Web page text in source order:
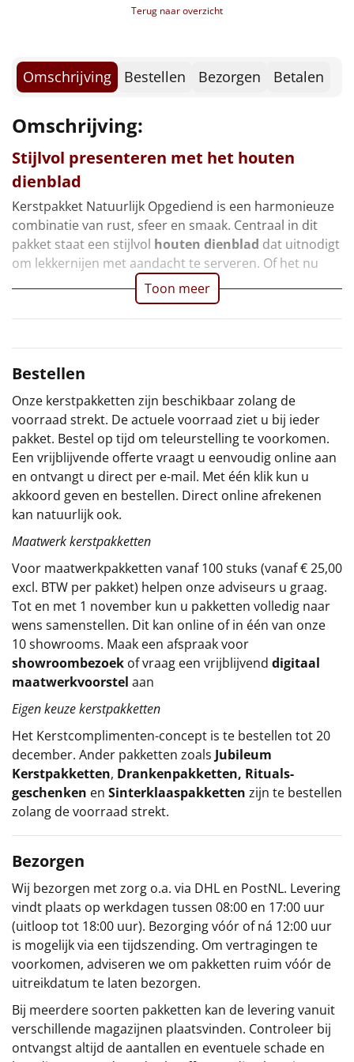
Slowcooker POPULAIR
Noodradio NIEUW
Deken (fleece plaid)
Alle artikelen
Overige
Ideeën
Doe het zelf
Sinterklaaspakketten
Particulier
Kerstgeschenken 2026
Relatiegeschenken
Cadeaubon
Per stuk
Alle overige
Verpakt in een feestelijke kerstdoos, 49 x 39 x 27 cm
Terug naar overzicht
Omschrijving Bestellen Bezorgen Betalen
Omschrijving:
Stijlvol presenteren met het houten
dienblad
Kerstpakket Natuurlijk Opgediend is een harmonieuze
combinatie van rust, sfeer en smaak. Centraal in dit
pakket staat een stijlvol houten dienblad dat uitnodigt
om lekkernijen met aandacht te serveren. Of het nu
Toon meer
Bestellen
Onze kerstpakketten zijn beschikbaar zolang de
voorraad strekt. De actuele voorraad ziet u bij ieder
pakket. Bestel op tijd om teleurstelling te voorkomen.
Een vrijblijvende offerte vraagt u eenvoudig online aan
en ontvangt u direct per e-mail. Met één klik kun u
akkoord geven en bestellen. Direct online afrekenen
kan natuurlijk ook.
Maatwerk kerstpakketten
Voor maatwerkpakketten vanaf 100 stuks (vanaf € 25,00
excl. BTW per pakket) helpen onze adviseurs u graag.
Tot en met 1 november kun u pakketten volledig naar
wens samenstellen. Dit kan online of in één van onze
10 showrooms. Maak een afspraak voor
showroombezoek of vraag een vrijblijvend digitaal
maatwerkvoorstel aan
Eigen keuze kerstpakketten
Het Kerstcomplimenten-concept is te bestellen tot 20
december. Ander pakketten zoals Jubileum
Kerstpakketten, Drankenpakketten, Rituals-
geschenken en Sinterklaaspakketten zijn te bestellen
zolang de voorraad strekt.
Bezorgen
Wij bezorgen met zorg o.a. via DHL en PostNL. Levering
vindt plaats op werkdagen tussen 08:00 en 17:00 uur
(uitloop tot 18:00 uur). Bezorging vóór of ná 12:00 uur
is mogelijk via een tijdszending. Om vertragingen te
voorkomen, adviseren we om pakketten ruim vóór de
uitreikdatum te laten bezorgen.
Bij meerdere soorten pakketten kan de levering vanuit
verschillende magazijnen plaatsvinden. Controleer bij
ontvangst altijd de aantallen en eventuele schade en